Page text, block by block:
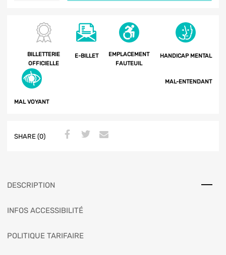
BILLETTERIE
OFFICIELLE
E-BILLET
EMPLACEMENT
FAUTEUIL
HANDICAP MENTAL
MAL VOYANT
MAL-ENTENDANT
SHARE (0)
DESCRIPTION
INFOS ACCESSIBILITÉ
POLITIQUE TARIFAIRE